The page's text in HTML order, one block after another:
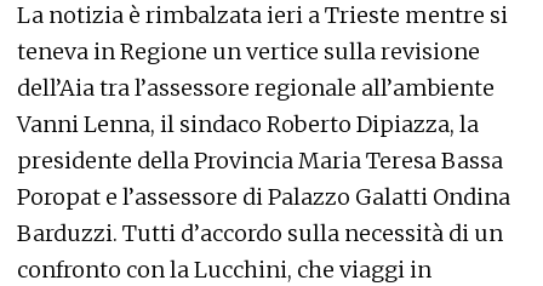
La notizia è rimbalzata ieri a Trieste mentre si
teneva in Regione un vertice sulla revisione
dell’Aia tra l’assessore regionale all’ambiente
Vanni Lenna, il sindaco Roberto Dipiazza, la
presidente della Provincia Maria Teresa Bassa
Poropat e l’assessore di Palazzo Galatti Ondina
Barduzzi. Tutti d’accordo sulla necessità di un
confronto con la Lucchini, che viaggi in